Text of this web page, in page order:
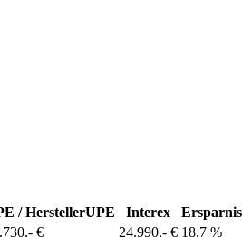
/ HerstellerUPE Interex
Ersparnis
€ 24.990,- € 18,7 %